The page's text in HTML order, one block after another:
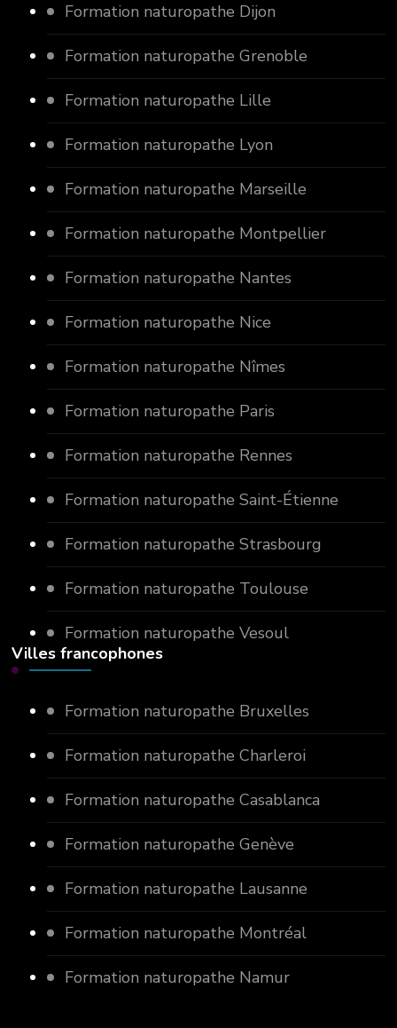
Formation naturopathe Dijon
Formation naturopathe Grenoble
Formation naturopathe Lille
Formation naturopathe Lyon
Formation naturopathe Marseille
Formation naturopathe Montpellier
Formation naturopathe Nantes
Formation naturopathe Nice
Formation naturopathe Nîmes
Formation naturopathe Paris
Formation naturopathe Rennes
Formation naturopathe Saint-Étienne
Formation naturopathe Strasbourg
Formation naturopathe Toulouse
Formation naturopathe Vesoul
Villes francophones
Formation naturopathe Bruxelles
Formation naturopathe Charleroi
Formation naturopathe Casablanca
Formation naturopathe Genève
Formation naturopathe Lausanne
Formation naturopathe Montréal
Formation naturopathe Namur